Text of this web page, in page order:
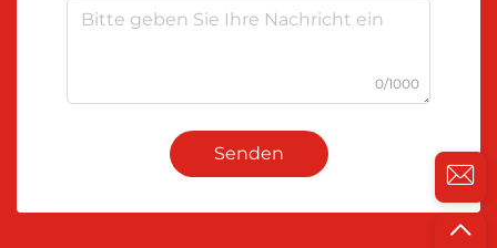
0/1000
Senden